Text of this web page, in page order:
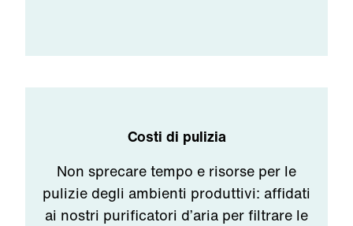
Costi di pulizia
Non sprecare tempo e risorse per le
pulizie degli ambienti produttivi: affidati
ai nostri purificatori d’aria per filtrare le